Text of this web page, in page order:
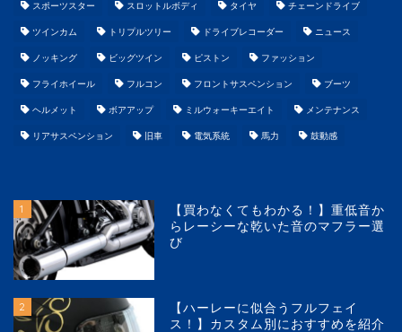
スポーツスター スロットルボディ タイヤ チェーンドライブ
ツインカム トリプルツリー ドライブレコーダー ニュース
ノッキング ビッグツイン ピストン ファッション
フライホイール フルコン フロントサスペンション ブーツ
ヘルメット ボアアップ ミルウォーキーエイト メンテナンス
リアサスペンション 旧車 電気系統 馬力 鼓動感
1
【買わなくてもわかる！】重低音か
らレーシーな乾いた音のマフラー選
び
2
【ハーレーに似合うフルフェイ
ス！】カスタム別におすすめを紹介